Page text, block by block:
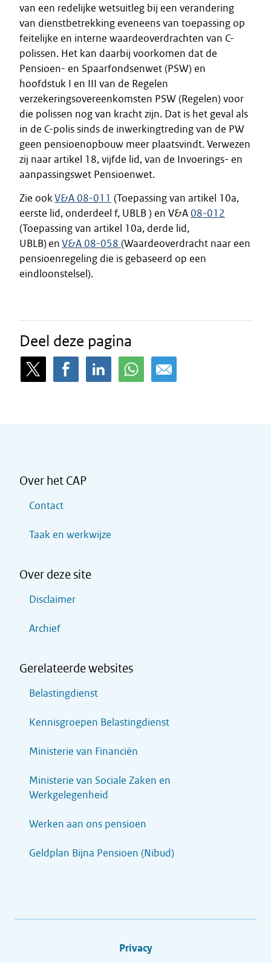
van een redelijke wetsuitleg bij een verandering
van dienstbetrekking eveneens van toepassing op
feitelijke en interne waardeoverdrachten van C-
polissen. Het kan daarbij voorkomen dat de
Pensioen- en Spaarfondsenwet (PSW) en
hoofdstuk I en III van de Regelen
verzekeringsovereenkomsten PSW (Regelen) voor
die polissen nog van kracht zijn. Dat is het geval als
in de C-polis sinds de inwerkingtreding van de PW
geen pensioenopbouw meer plaatsvindt. Verwezen
zij naar artikel 18, vijfde lid, van de Invoerings- en
aanpassingswet Pensioenwet.
Zie ookV&A 08-011 (Toepassing van artikel 10a,
eerste lid, onderdeel f, UBLB ) en V&A08-012
(Toepassing van artikel 10a, derde lid,
UBLB) enV&A 08-058 (Waardeoverdracht naar een
pensioenregeling die is gebaseerd op een
eindloonstelsel).
Deel deze pagina
Over het CAP
Contact
Taak en werkwijze
Over deze site
Disclaimer
Archief
Gerelateerde websites
Belastingdienst
Kennisgroepen Belastingdienst
Ministerie van Financiën
Ministerie van Sociale Zaken en
Werkgelegenheid
Werken aan ons pensioen
Geldplan Bijna Pensioen (Nibud)
Privacy